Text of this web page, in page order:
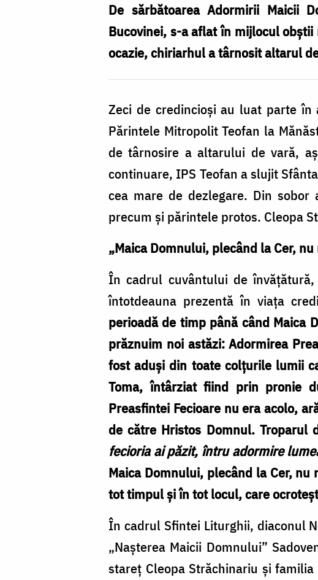
De sărbătoarea Adormirii Maicii
Bucovinei, s-a aflat în mijlocul obștii
ocazie, chiriarhul a târnosit altarul
Zeci de credincioși au luat parte
Părintele Mitropolit Teofan la
de târnosire a altarului de vară,
continuare, IPS Teofan a slujit
cea mare de dezlegare. Din
precum și părintele protos. Cleopa
„Maica Domnului, plecând la Cer,
În cadrul cuvântului de
întotdeauna prezentă în viața
perioadă de timp până când Maica
prăznuim noi astăzi: Adormirea
fost aduși din toate colțurile lumii
Toma, întârziat fiind prin pronie
Preasfintei Fecioare nu era acolo,
de către Hristos Domnul. Troparul
fecioria ai păzit, întru adormire
Maica Domnului, plecând la Cer,
tot timpul și în tot locul, care
În cadrul Sfintei Liturghii, diaconul
„Nașterea Maicii Domnului”
stareț Cleopa Străchinariu și